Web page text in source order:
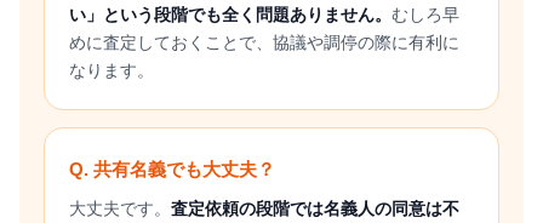
い」という段階でも全く問題ありません。 むしろ早
めに査定しておくことで、協議や調停の際に有利に
なります。
Q. 共有名義でも大丈夫？
大丈夫です。 査定依頼の段階では名義人の同意は不